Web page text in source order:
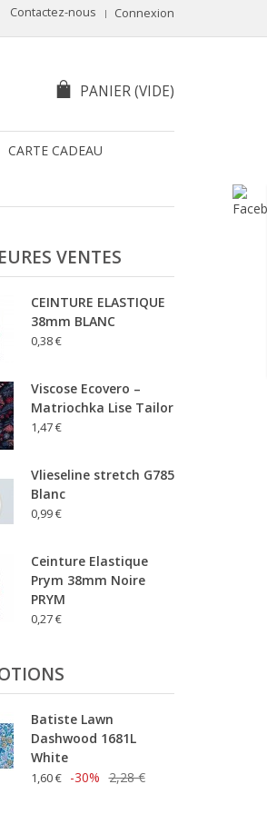
Connexion
Contactez-nous
PANIER(VIDE)
CARTE CADEAU
VENTES
CEINTURE ELASTIQUE
38mm BLANC
0,38 €
Viscose Ecovero –
Matriochka Lise Tailor
1,47 €
Vlieseline stretch G785
Blanc
0,99 €
Ceinture Elastique
Prym 38mm Noire
PRYM
0,27 €
Batiste Lawn
Dashwood 1681L
White
1,60 € -30% 2,28 €